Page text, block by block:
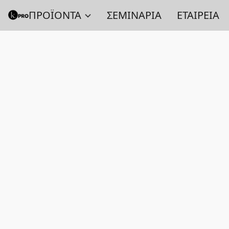
ΠΡΟΪΟΝΤΑ ΣΕΜΙΝΑΡΙΑ ΕΤΑΙΡΕΙΑ